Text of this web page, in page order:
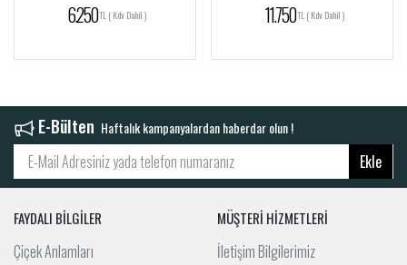
6.250TL ( Kdv Dahil ) 11.750TL ( Kdv Dahil )
E-Bülten Haftalık kampanyalardan haberdar olun !
Ekle
FAYDALI BİLGİLER
Çiçek Anlamları
MÜŞTERİ HİZMETLERİ
İletişim Bilgilerimiz